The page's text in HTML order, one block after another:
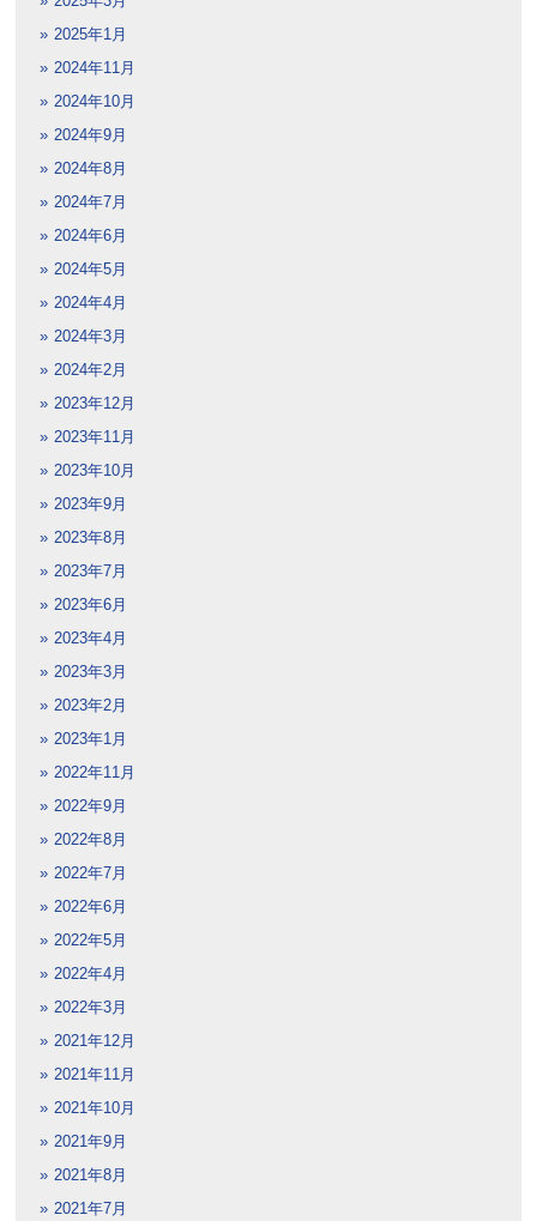
2025年1月
2024年11月
2024年10月
2024年9月
2024年8月
2024年7月
2024年6月
2024年5月
2024年4月
2024年3月
2024年2月
2023年12月
2023年11月
2023年10月
2023年9月
2023年8月
2023年7月
2023年6月
2023年4月
2023年3月
2023年2月
2023年1月
2022年11月
2022年9月
2022年8月
2022年7月
2022年6月
2022年5月
2022年4月
2022年3月
2021年12月
2021年11月
2021年10月
2021年9月
2021年8月
2021年7月